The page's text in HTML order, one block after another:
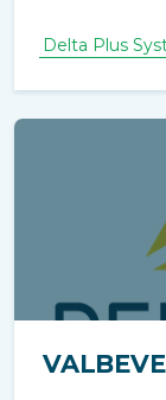
Delta Plus